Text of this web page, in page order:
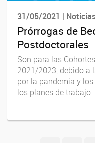
31/05/2021 |
Prórrogas de
Postdoctorales
Son para las
2021/2023, debido a
por la pandemia y
los planes de trabajo.